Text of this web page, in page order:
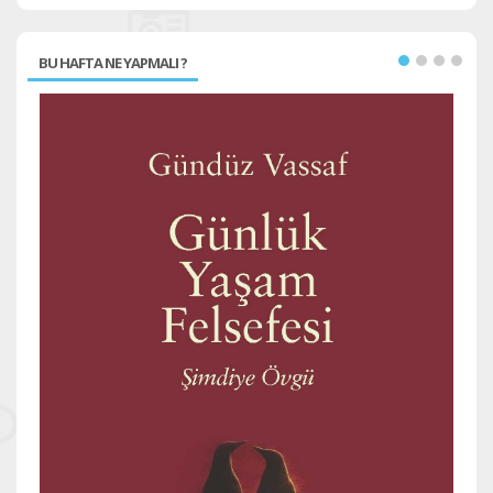
BU HAFTA NE YAPMALI ?